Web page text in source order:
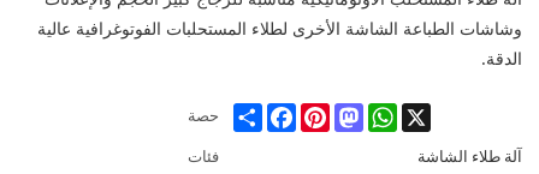
وشاشات الطباعة الشاشة الأخرى لطلاء المستحلبات الفوتوغرافية عالية
الدقة.
حصة Share
FacebookPinterest
Mastodon
WhatsApp
X
فئات
آلة طلاء الشاشة